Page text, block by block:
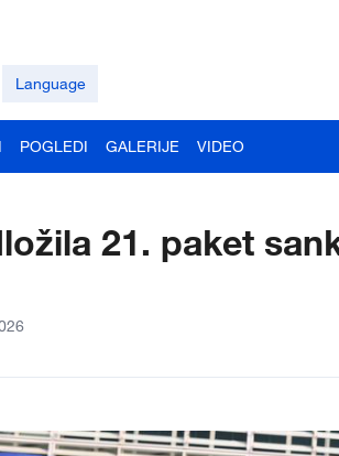
Language
POGLEDI GALERIJE VIDEO
21. paket